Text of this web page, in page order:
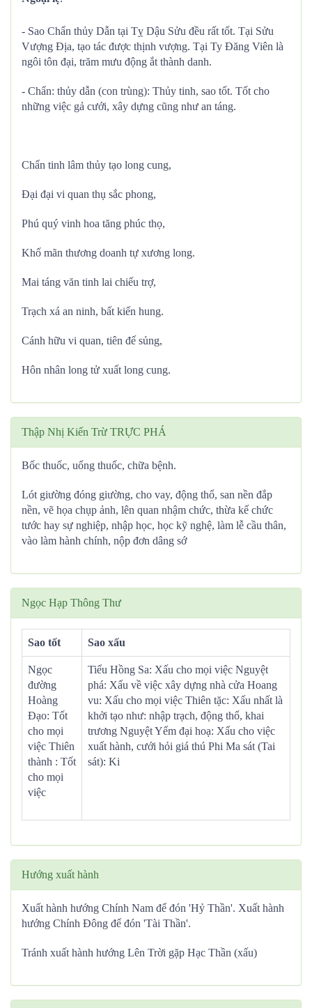
- Sao Chẩn thủy Dẫn tại Tỵ Dậu Sửu đều rất tốt. Tại Sửu
Vượng Địa, tạo tác được thịnh vượng. Tại Ty Đăng Viên là
ngôi tôn đại, trăm mưu động ắt thành danh.
- Chẩn: thủy dẫn (con trùng): Thủy tinh, sao tốt. Tốt cho
những việc gả cưới, xây dựng cũng như an táng.
Chẩn tinh lâm thủy tạo long cung,
Đại đại vi quan thụ sắc phong,
Phú quý vinh hoa tăng phúc thọ,
Khố mãn thương doanh tự xương long.
Mai táng văn tinh lai chiếu trợ,
Trạch xá an ninh, bất kiến hung.
Cánh hữu vi quan, tiên đế sủng,
Hôn nhân long tử xuất long cung.
Thập Nhị Kiến Trừ TRỰC PHÁ
Bốc thuốc, uống thuốc, chữa bệnh.
Lót giường đóng giường, cho vay, động thổ, san nền đắp
nền, vẽ họa chụp ảnh, lên quan nhậm chức, thừa kế chức
tước hay sự nghiệp, nhập học, học kỹ nghệ, làm lễ cầu thân,
vào làm hành chính, nộp đơn dâng sớ
Ngọc Hạp Thông Thư
Sao tốt Sao xấu
Ngọc
đường
Hoàng
Đạo: Tốt
cho mọi
việc Thiên
thành : Tốt
cho mọi
việc
Tiểu Hồng Sa: Xấu cho mọi việc Nguyệt
phá: Xấu về việc xây dựng nhà cửa Hoang
vu: Xấu cho mọi việc Thiên tặc: Xấu nhất là
khởi tạo như: nhập trạch, động thổ, khai
trương Nguyệt Yếm đại hoạ: Xấu cho việc
xuất hành, cưới hỏi giá thú Phi Ma sát (Tai
sát): Ki
Hướng xuất hành
Xuất hành hướng Chính Nam để đón 'Hỷ Thần'. Xuất hành
hướng Chính Đông để đón 'Tài Thần'.
Tránh xuất hành hướng Lên Trời gặp Hạc Thần (xấu)